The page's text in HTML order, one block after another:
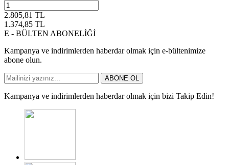
2.805,81 TL
1.374,85 TL
E - BÜLTEN ABONELİĞİ
Kampanya ve indirimlerden haberdar olmak için e-bültenimize
abone olun.
ABONE OL
Kampanya ve indirimlerden haberdar olmak için bizi Takip Edin!